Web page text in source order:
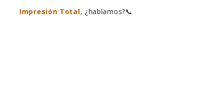
Impresión Total, ¿hablamos?📞